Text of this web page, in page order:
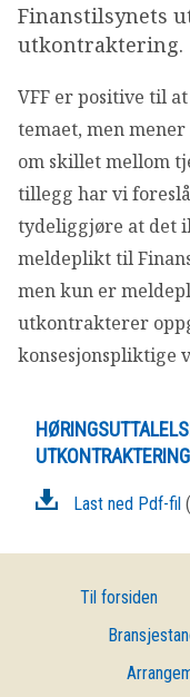
FONDSDATA
AKTUELT
OM VFF
DEN LILLE
IN ENGLISH
Finanstilsynets
utkontraktering.
VFF er positive til
temaet, men
om skillet mellom
tillegg har vi
tydeliggjøre at det
meldeplikt til
men kun er
utkontrakterer
konsesjonspliktige
UTKONTRAKTERING
Last ned Pdf-fil
Til forsiden